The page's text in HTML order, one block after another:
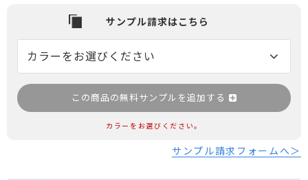
この商品の無料サンプルを追加する
カラーをお選びください。
サンプル請求フォームへ＞